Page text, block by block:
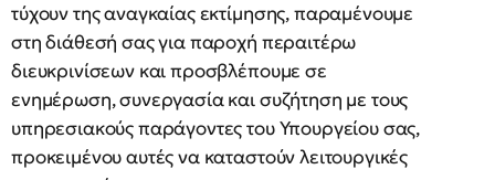
τύχουν της αναγκαίας εκτίμησης, παραμένουμε
στη διάθεσή σας για παροχή περαιτέρω
διευκρινίσεων και προσβλέπουμε σε
ενημέρωση, συνεργασία και συζήτηση με τους
υπηρεσιακούς παράγοντες του Υπουργείου σας,
προκειμένου αυτές να καταστούν λειτουργικές